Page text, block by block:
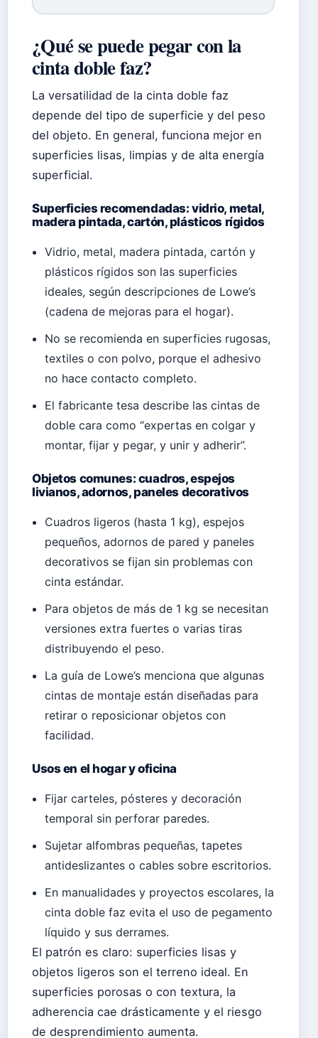
¿Qué se puede pegar con la
cinta doble faz?
La versatilidad de la cinta doble faz
depende del tipo de superficie y del peso
del objeto. En general, funciona mejor en
superficies lisas, limpias y de alta energía
superficial.
Superficies recomendadas: vidrio, metal,
madera pintada, cartón, plásticos rígidos
Vidrio, metal, madera pintada, cartón y
plásticos rígidos son las superficies
ideales, según descripciones de Lowe’s
(cadena de mejoras para el hogar).
No se recomienda en superficies rugosas,
textiles o con polvo, porque el adhesivo
no hace contacto completo.
El fabricante tesa describe las cintas de
doble cara como “expertas en colgar y
montar, fijar y pegar, y unir y adherir”.
Objetos comunes: cuadros, espejos
livianos, adornos, paneles decorativos
Cuadros ligeros (hasta 1 kg), espejos
pequeños, adornos de pared y paneles
decorativos se fijan sin problemas con
cinta estándar.
Para objetos de más de 1 kg se necesitan
versiones extra fuertes o varias tiras
distribuyendo el peso.
La guía de Lowe’s menciona que algunas
cintas de montaje están diseñadas para
retirar o reposicionar objetos con
facilidad.
Usos en el hogar y oficina
Fijar carteles, pósteres y decoración
temporal sin perforar paredes.
Sujetar alfombras pequeñas, tapetes
antideslizantes o cables sobre escritorios.
En manualidades y proyectos escolares, la
cinta doble faz evita el uso de pegamento
líquido y sus derrames.
El patrón es claro: superficies lisas y
objetos ligeros son el terreno ideal. En
superficies porosas o con textura, la
adherencia cae drásticamente y el riesgo
de desprendimiento aumenta.